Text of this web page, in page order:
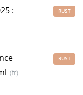
:
RUST
(fr)
RUST